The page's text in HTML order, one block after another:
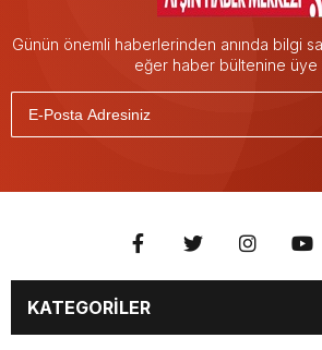
Günün önemli haberlerinden anında bilgi
eğer haber bültenine üye
KATEGORİLER